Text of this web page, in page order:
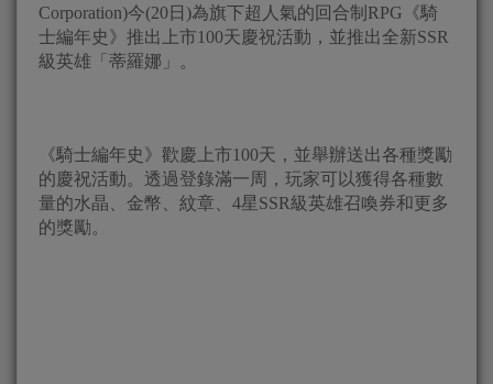
Corporation)今(20日)為旗下超人氣的回合制RPG《騎
士編年史》推出上市100天慶祝活動，並推出全新SSR
級英雄「蒂羅娜」。
《騎士編年史》歡慶上市100天，並舉辦送出各種獎勵
的慶祝活動。透過登錄滿一周，玩家可以獲得各種數
量的水晶、金幣、紋章、4星SSR級英雄召喚券和更多
的獎勵。